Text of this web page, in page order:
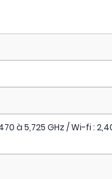
à 5,725 GHz / Wi-fi :